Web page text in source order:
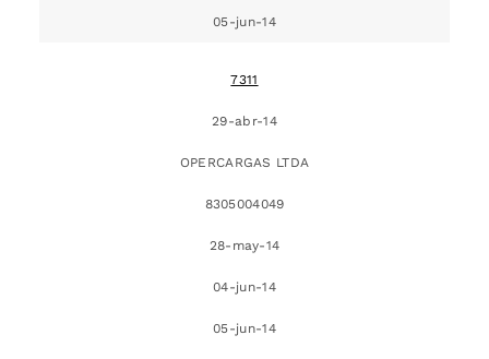
05-jun-14
7311
29-abr-14
OPERCARGAS LTDA
8305004049
28-may-14
04-jun-14
05-jun-14